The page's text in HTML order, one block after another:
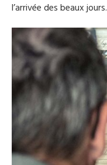
l’arrivée des beaux jours.